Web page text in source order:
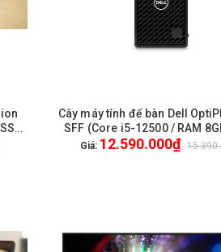
HẾT HÀNG
Cây máy tính để bàn Dell
SFF (Core i5-12500 / RAM
512GB / Ubuntu) / New /
Giá: 12.590.000₫